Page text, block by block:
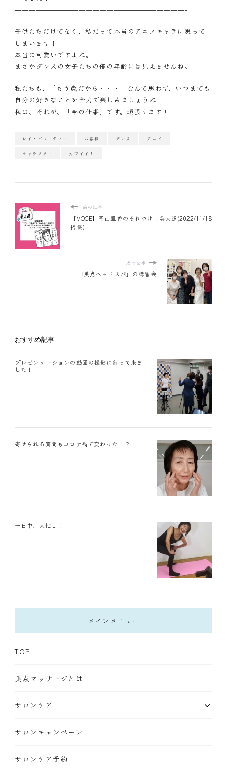
————————————————————————-
子供たちだけでなく、私だって本当のアニメキャラに思って
しまいます！
本当に可愛いですよね。
まさかダンスの女子たちの倍の年齢には見えませんね。
私たちも、「もう歳だから・・・」なんて思わず、いつまでも
自分の好きなことを全力で楽しみましょうね！
私は、それが、「今の仕事」です。頑張ります！
レイ・ビューティー お客様 ダンス アニメ
キャラクター カワイイ！
前の記事
【VOCE】岡山里香のそれゆけ！美人道(2022/11/18
掲載)
次の記事
「美点ヘッドスパ」の講習会
おすすめ記事
プレゼンテーションの動画の撮影に行って来ま
した！
寄せられる質問もコロナ禍で変わった！？
一日中、大忙し！
メインメニュー
TOP
美点マッサージとは
サロンケア
サロンキャンペーン
サロンケア予約